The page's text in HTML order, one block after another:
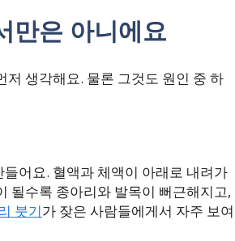
만은 아니에요
생각해요. 물론 그것도 원인 중 하
어요. 혈액과 체액이 아래로 내려가
될수록 종아리와 발목이 뻐근해지고,
붓기가 잦은 사람들에게서 자주 보여